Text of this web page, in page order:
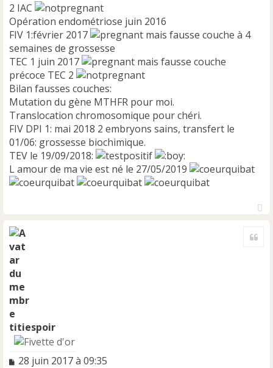
2 IAC
Opération endométriose juin 2016
FIV 1:février 2017
mais fausse couche à 4
semaines de grossesse
TEC 1 juin 2017
mais fausse couche
précoce TEC 2
Bilan fausses couches:
Mutation du gène MTHFR pour moi.
Translocation chromosomique pour chéri.
FIV DPI 1: mai 2018 2 embryons sains, transfert le
01/06: grossesse biochimique.
TEV le 19/09/2018:
L amour de ma vie est né le 27/05/2019
titiespoir
M
28 juin 2017 à 09:35